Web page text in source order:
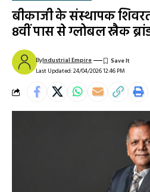
बीकाजी के संस्थापक
8वीं पास से ग्लोबल स्नैक
Last Updated: 24/04/2026 12:46 PM
ByIndustrial Empire